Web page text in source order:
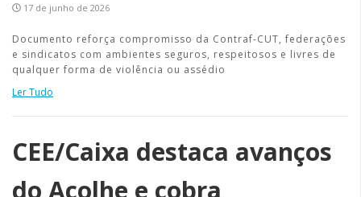
17 de junho de 2026
Documento reforça compromisso da Contraf-CUT, federações
e sindicatos com ambientes seguros, respeitosos e livres de
qualquer forma de violência ou assédio
Ler Tudo
CEE/Caixa destaca avanços
do Acolhe e cobra